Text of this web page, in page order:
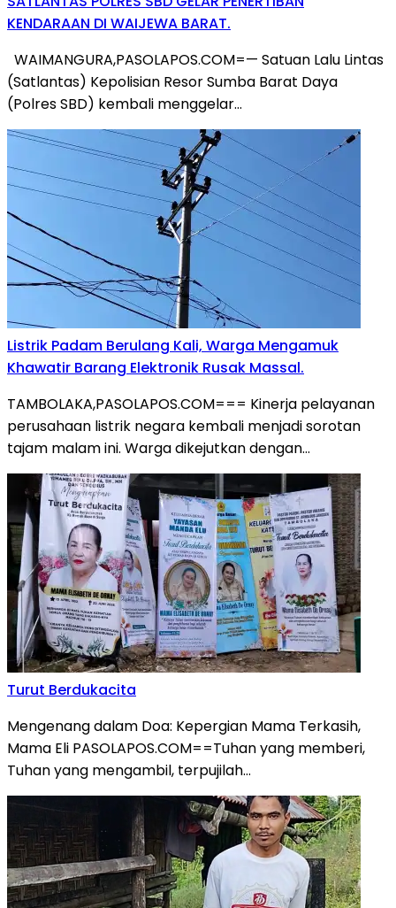
KENDARAAN DI WAIJEWA BARAT.
WAIMANGURA,PASOLAPOS.COM=— Satuan Lalu Lintas
(Satlantas) Kepolisian Resor Sumba Barat Daya
(Polres SBD) kembali menggelar…
Listrik Padam Berulang Kali, Warga Mengamuk
Khawatir Barang Elektronik Rusak Massal.
TAMBOLAKA,PASOLAPOS.COM=== Kinerja pelayanan
perusahaan listrik negara kembali menjadi sorotan
tajam malam ini. Warga dikejutkan dengan…
Turut Berdukacita
Mengenang dalam Doa: Kepergian Mama Terkasih,
Mama Eli PASOLAPOS.COM==Tuhan yang memberi,
Tuhan yang mengambil, terpujilah…